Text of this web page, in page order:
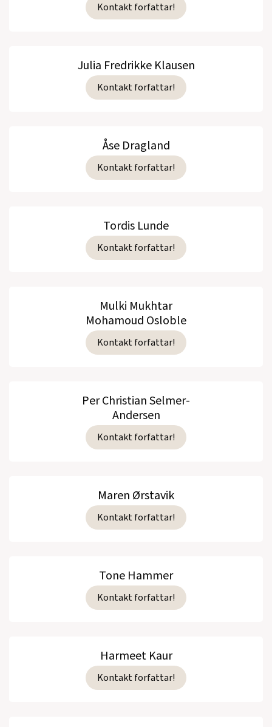
Kontakt forfattar!
Julia Fredrikke Klausen
Kontakt forfattar!
Åse Dragland
Kontakt forfattar!
Tordis Lunde
Kontakt forfattar!
Mulki Mukhtar
Mohamoud Osloble
Kontakt forfattar!
Per Christian Selmer-
Andersen
Kontakt forfattar!
Maren Ørstavik
Kontakt forfattar!
Tone Hammer
Kontakt forfattar!
Harmeet Kaur
Kontakt forfattar!